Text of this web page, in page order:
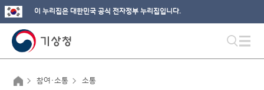
이 누리집은 대한민국 공식 전자정부 누리집입니다.
참여·소통 소통